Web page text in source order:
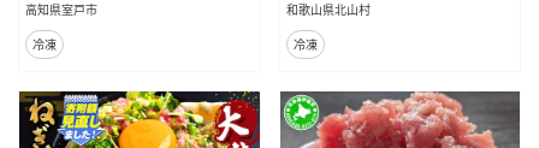
高知県室戸市
冷凍
和歌山県北山村
冷凍